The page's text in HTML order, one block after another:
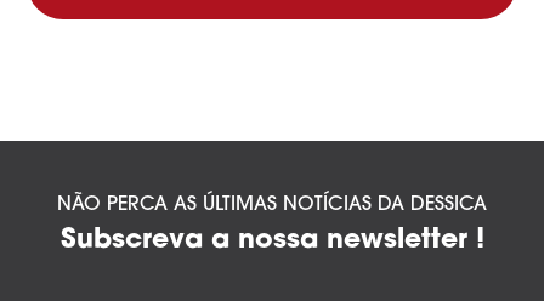
NÃO PERCA AS ÚLTIMAS NOTÍCIAS DA DESSICA
Subscreva a nossa newsletter !